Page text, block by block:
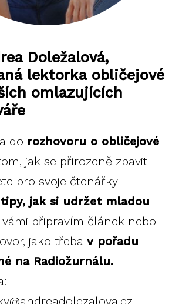
Doležalová,
lektorka obličejové
omlazujících
do rozhovoru o obličejové
jak se přirozeně zbavit
pro svoje čtenářky
jak si udržet mladou
vámi připravím článek nebo
jako třebav pořadu
na Radiožurnálu.